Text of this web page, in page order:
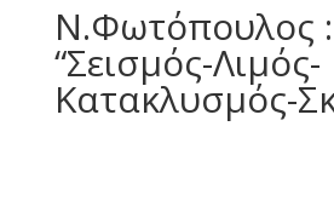
Ν.Φωτόπουλος :
“Σεισμός-Λιμός-
Κατακλυσμός-